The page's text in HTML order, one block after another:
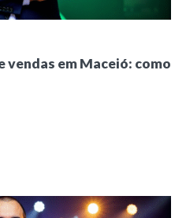
vendas em Maceió: como